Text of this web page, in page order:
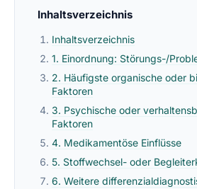
Inhaltsverzeichnis
Inhaltsverzeichnis
1. Einordnung: Störungs-/
2. Häufigste organische oder
Faktoren
3. Psychische oder
Faktoren
4. Medikamentöse Einflüsse
5. Stoffwechsel- oder
6. Weitere